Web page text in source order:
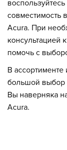
совместимость
Acura. При
помочь с
В ассортименте
большой выбор
Вы наверняка
Acura.